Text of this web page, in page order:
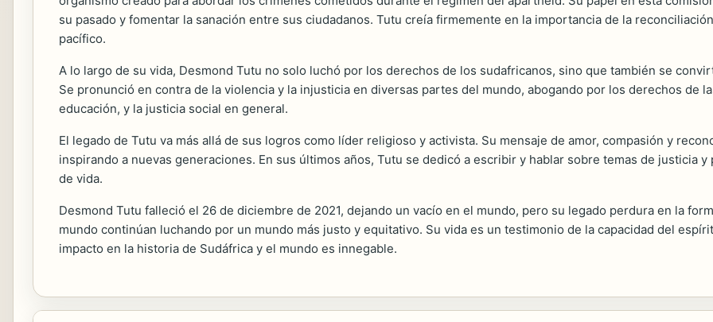
su pasado y fomentar la sanación entre sus ciudadanos. Tutu creía firmemente en la importancia de la
pacífico.
A lo largo de su vida, Desmond Tutu no solo luchó por los derechos de los sudafricanos, sino que también se
Se pronunció en contra de la violencia y la injusticia en diversas partes del mundo, abogando por los derechos de
educación, y la justicia social en general.
El legado de Tutu va más allá de sus logros como líder religioso y activista. Su mensaje de amor, compasión y
inspirando a nuevas generaciones. En sus últimos años, Tutu se dedicó a escribir y hablar sobre temas de justicia
de vida.
Desmond Tutu falleció el 26 de diciembre de 2021, dejando un vacío en el mundo, pero su legado perdura en la
mundo continúan luchando por un mundo más justo y equitativo. Su vida es un testimonio de la capacidad del
impacto en la historia de Sudáfrica y el mundo es innegable.